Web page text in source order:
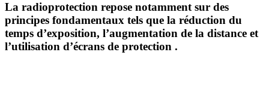
La radioprotection repose notamment sur des
principes fondamentaux tels que la réduction du
temps d’exposition, l’augmentation de la distance et
l’utilisation d’écrans de protection .